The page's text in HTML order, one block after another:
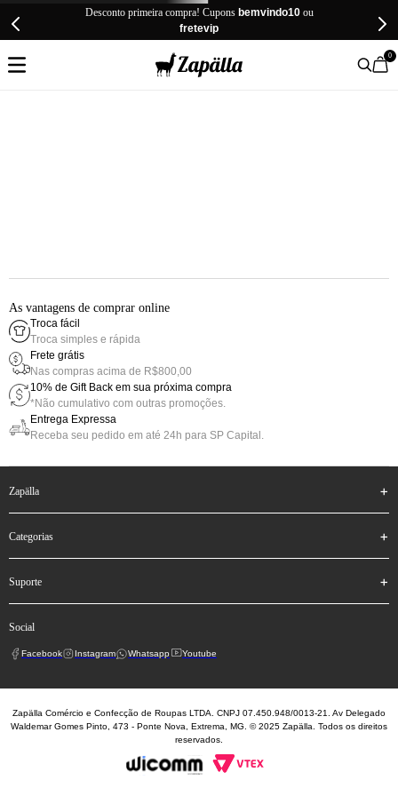
Desconto primeira compra! Cupons bemvindo10ou
fretevip
0
As vantagens de comprar online
Troca fácil
Troca simples e rápida
Frete grátis
Nas compras acima de R$800,00
10% de Gift Back em sua próxima compra
*Não cumulativo com outras promoções.
Entrega Expressa
Receba seu pedido em até 24h para SP Capital.
zapälla
categorias
suporte
social
Facebook Instagram Whatsapp Youtube
Zapälla Comércio e Confecção de Roupas LTDA. CNPJ 07.450.948/0013-21. Av Delegado
Waldemar Gomes Pinto, 473 - Ponte Nova, Extrema, MG. © 2025 Zapälla. Todos os direitos
reservados.